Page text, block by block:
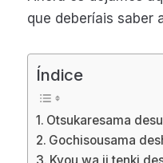
que deberíais saber
Índice
Otsukaresama desu
Gochisousama